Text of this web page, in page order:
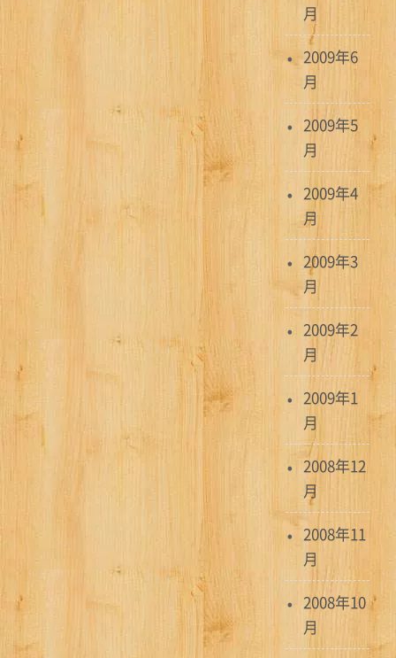
月
2009年6
月
2009年5
月
2009年4
月
2009年3
月
2009年2
月
2009年1
月
2008年12
月
2008年11
月
2008年10
月